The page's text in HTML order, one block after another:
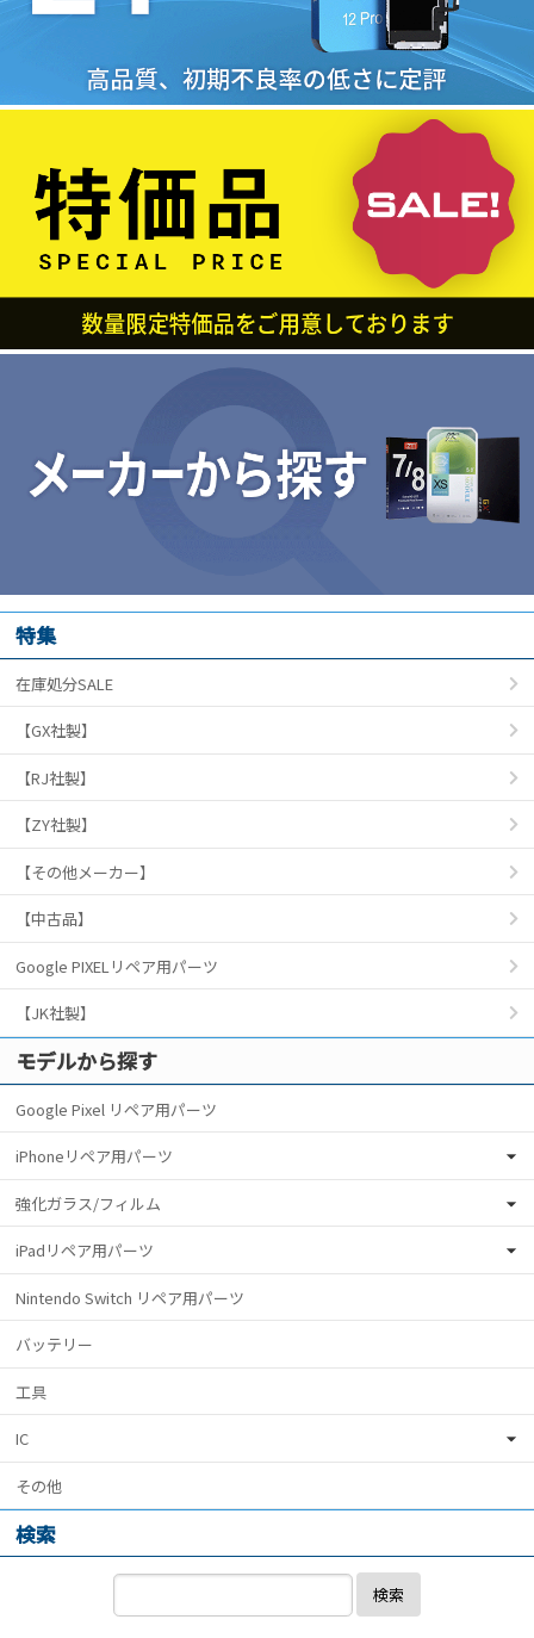
特集
在庫処分SALE
【GX社製】
【RJ社製】
【ZY社製】
【その他メーカー】
【中古品】
Google PIXELリペア用パーツ
【JK社製】
モデルから探す
Google Pixel リペア用パーツ
iPhoneリペア用パーツ
強化ガラス/フィルム
iPadリペア用パーツ
Nintendo Switch リペア用パーツ
バッテリー
工具
IC
その他
検索
検索